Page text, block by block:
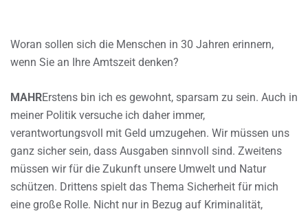
Woran sollen sich die Menschen in 30 Jahren erinnern,
wenn Sie an Ihre Amtszeit denken?
MAHRErstens bin ich es gewohnt, sparsam zu sein. Auch in
meiner Politik versuche ich daher immer,
verantwortungsvoll mit Geld umzugehen. Wir müssen uns
ganz sicher sein, dass Ausgaben sinnvoll sind. Zweitens
müssen wir für die Zukunft unsere Umwelt und Natur
schützen. Drittens spielt das Thema Sicherheit für mich
eine große Rolle. Nicht nur in Bezug auf Kriminalität,